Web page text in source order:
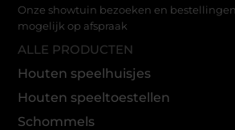
Onze showtuin bezoeken en
mogelijk op afspraak
ALLE PRODUCTEN
Houten speelhuisjes
Houten speeltoestellen
Schommels